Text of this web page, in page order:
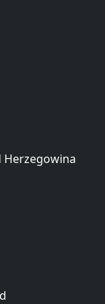
Herzegowina